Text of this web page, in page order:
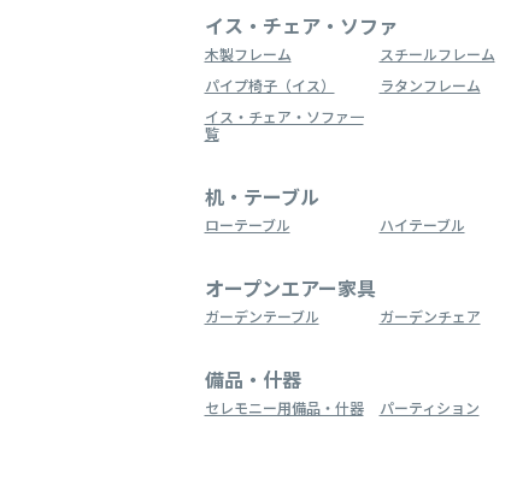
イス・チェア・ソファ
木製フレーム スチールフレーム
パイプ椅子（イス）
ラタンフレーム
イス・チェア・ソファ一
覧
机・テーブル
ローテーブル ハイテーブル
オープンエアー家具
ガーデンテーブル ガーデンチェア
備品・什器
セレモニー用備品・什器 パーティション